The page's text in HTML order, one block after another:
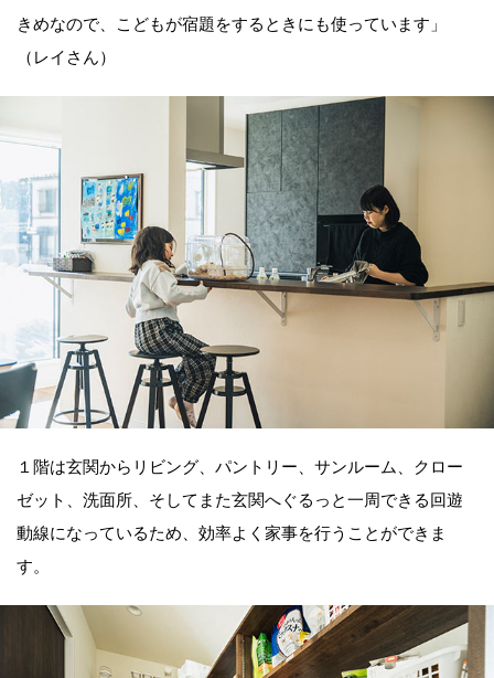
きめなので、こどもが宿題をするときにも使っています」
（レイさん）
１階は玄関からリビング、パントリー、サンルーム、クロー
ゼット、洗面所、そしてまた玄関へぐるっと一周できる回遊
動線になっているため、効率よく家事を行うことができま
す。